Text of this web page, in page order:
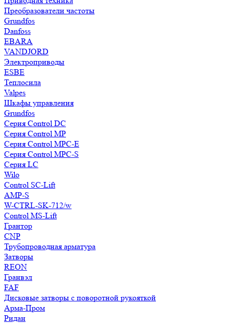
Преобразователи частоты
Grundfos
Danfoss
EBARA
VANDJORD
Электроприводы
ESBE
Теплосила
Valpes
Шкафы управления
Grundfos
Серия Control DC
Серия Control MP
Серия Control MPC-E
Серия Control MPC-S
Серия LC
Wilo
Control SC-Lift
AMP-S
W-CTRL-SK-712/w
Control MS-Lift
Грантор
CNP
Трубопроводная арматура
Затворы
REON
Гранвэл
FAF
Дисковые затворы с поворотной рукояткой
Арма-Пром
Ридан